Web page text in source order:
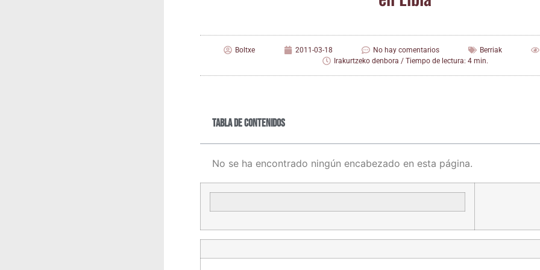
Boltxe 2011-03-18 No hay comentarios Berriak
Irakurtzeko denbora / Tiempo de lectura: 4 min.
Tabla de contenidos
No se ha encontrado ningún encabezado en esta página.